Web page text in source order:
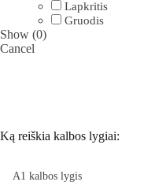
Lapkritis
Gruodis
Show (0)
Cancel
Ką reiškia kalbos lygiai:
A1 kalbos lygis